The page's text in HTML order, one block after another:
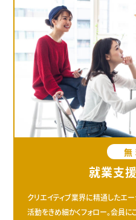
無
就業支
クリエイティブ業界に精通したエ
活動をきめ細かくフォロー。会員に